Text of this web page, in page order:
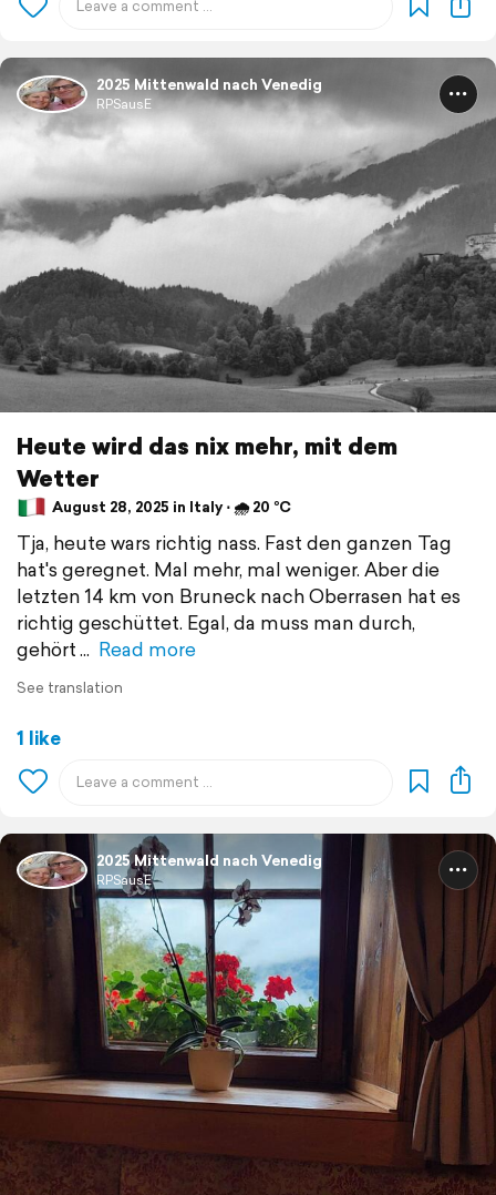
2025 Mittenwald nach Venedig
RPSausE
Heute wird das nix mehr, mit dem
Wetter
August 28, 2025 in Italy ⋅ 🌧 20 °C
Tja, heute wars richtig nass. Fast den ganzen Tag
hat's geregnet. Mal mehr, mal weniger. Aber die
letzten 14 km von Bruneck nach Oberrasen hat es
richtig geschüttet. Egal, da muss man durch,
gehört
Read more
See translation
1 like
2025 Mittenwald nach Venedig
RPSausE